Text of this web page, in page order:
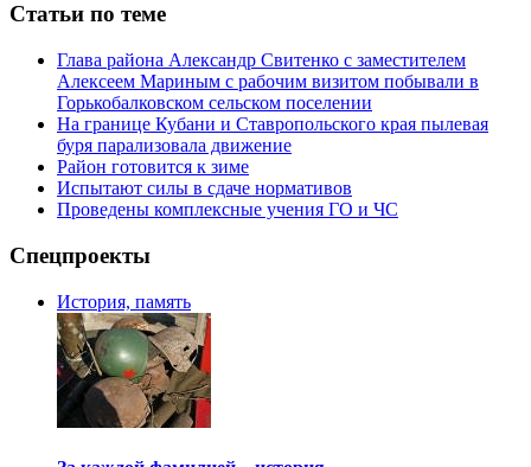
Статьи по теме
Глава района Александр Свитенко с заместителем
Алексеем Мариным с рабочим визитом побывали в
Горькобалковском сельском поселении
На границе Кубани и Ставропольского края пылевая
буря парализовала движение
Район готовится к зиме
Испытают силы в сдаче нормативов
Проведены комплексные учения ГО и ЧС
Спецпроекты
История, память